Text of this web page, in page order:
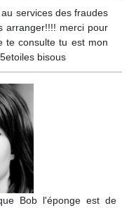
services des fraudes
arranger!!!! merci pour
te consulte tu est mon
bisous
Bob l'éponge est de